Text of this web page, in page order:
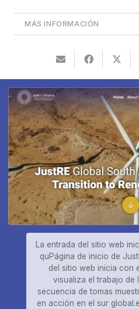
MÁS INFORMACIÓN
La entrada del sitio web
quPágina de inicio de
del sitio web inicia con
visualiza el trabajo de
secuencia de tomas
en acción en el sur